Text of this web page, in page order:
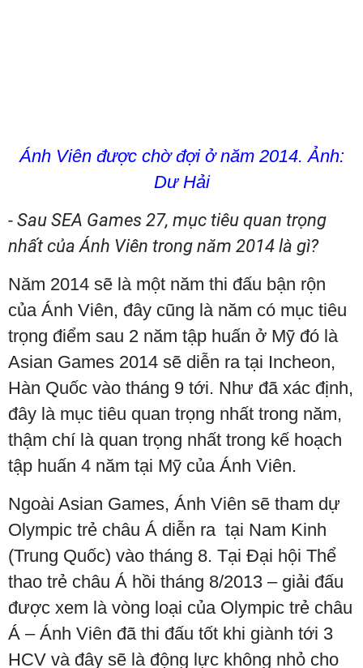
Ánh Viên được chờ đợi ở năm 2014. Ảnh:
Dư Hải
- Sau SEA Games 27, mục tiêu quan trọng
nhất của Ánh Viên trong năm 2014 là gì?
Năm 2014 sẽ là một năm thi đấu bận rộn
của Ánh Viên, đây cũng là năm có mục tiêu
trọng điểm sau 2 năm tập huấn ở Mỹ đó là
Asian Games 2014 sẽ diễn ra tại Incheon,
Hàn Quốc vào tháng 9 tới. Như đã xác định,
đây là mục tiêu quan trọng nhất trong năm,
thậm chí là quan trọng nhất trong kế hoạch
tập huấn 4 năm tại Mỹ của Ánh Viên.
Ngoài Asian Games, Ánh Viên sẽ tham dự
Olympic trẻ châu Á diễn ra tại Nam Kinh
(Trung Quốc) vào tháng 8. Tại Đại hội Thể
thao trẻ châu Á hồi tháng 8/2013 – giải đấu
được xem là vòng loại của Olympic trẻ châu
Á – Ánh Viên đã thi đấu tốt khi giành tới 3
HCV và đây sẽ là động lực không nhỏ cho